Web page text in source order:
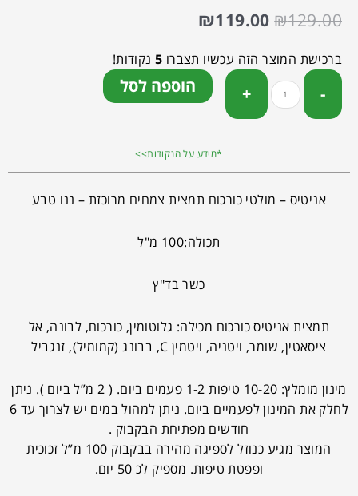
₪129.00
₪119.00
ברכישת המוצר הזה עכשיו תצברו 5 נקודות!
הוספה לסל
*מידע על הנקודות>>
אניטיס – מולטי כורכום תמצית צמחים מרוכזת – ננו טבע
תכולה:100 מ"ל
כשר בד"ץ
תמצית אניטיס כורכום מכילה: גלוטומין, כורכום, לבונה, אל
ציסאטין, שומר, ויטניה, ויטמין C, בבונג (קמומיל), זנגביל
מינון מומלץ: 10-20 טיפות 1-2 פעמים ביום. ( 2 מ”ל ביום ). ניתן
לחלק את המינון לפעמיים ביום. ניתן למהול במים יש לצרוך עד 6
חודשים מפתיחת הבקבוק .
המוצר מגיע כנוזל לספיגה מהירה בבקבוק 100 מ”ל זכוכית
ופפטת טיפות. מספיק לכ 50 יום.